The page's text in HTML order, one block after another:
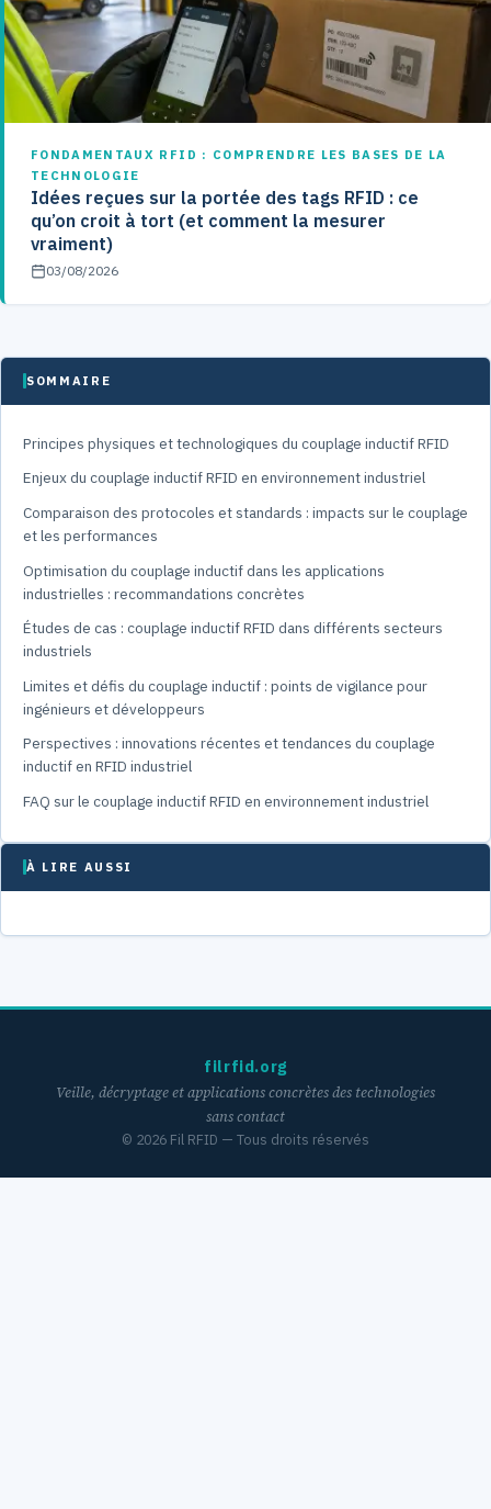
FONDAMENTAUX RFID : COMPRENDRE LES BASES DE LA
TECHNOLOGIE
Idées reçues sur la portée des tags RFID : ce
qu’on croit à tort (et comment la mesurer
vraiment)
03/08/2026
SOMMAIRE
Principes physiques et technologiques du couplage inductif RFID
Enjeux du couplage inductif RFID en environnement industriel
Comparaison des protocoles et standards : impacts sur le couplage
et les performances
Optimisation du couplage inductif dans les applications
industrielles : recommandations concrètes
Études de cas : couplage inductif RFID dans différents secteurs
industriels
Limites et défis du couplage inductif : points de vigilance pour
ingénieurs et développeurs
Perspectives : innovations récentes et tendances du couplage
inductif en RFID industriel
FAQ sur le couplage inductif RFID en environnement industriel
À LIRE AUSSI
filrfid.org
Veille, décryptage et applications concrètes des technologies
sans contact
© 2026 Fil RFID — Tous droits réservés